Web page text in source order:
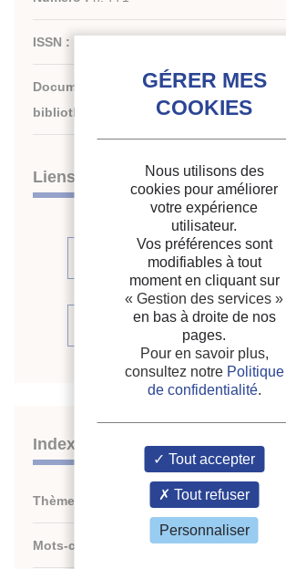
ISSN :
Document disponible en consultation à la
bibliothèque du siège de l'IIF
Liens
Voir les articles (3)
Voir le périodique
Indexation
Thèmes :
Mots-clés :
Nous utilisons des
cookies pour améliorer
votre expérience
utilisateur.
Vos préférences sont
modifiables à tout
moment en cliquant sur
« Gestion des services »
en bas à droite de nos
pages.
Pour en savoir plus,
consultez notre Politique
de confidentialité.
Tout accepter
Tout refuser
Personnaliser